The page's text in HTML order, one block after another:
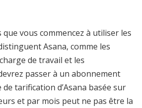
vous commencez à utiliser les
Asana, comme les
de travail et les
passer à un abonnement
tarification d’Asana basée sur
et par mois peut ne pas être la